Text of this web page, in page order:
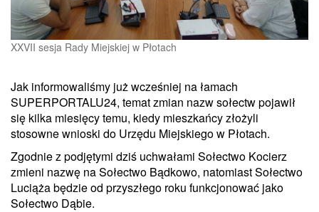
XXVII sesja Rady Miejskiej w Płotach
Jak informowaliśmy już wcześniej na łamach
SUPERPORTALU24, temat zmian nazw sołectw pojawił
się kilka miesięcy temu, kiedy mieszkańcy złożyli
stosowne wnioski do Urzędu Miejskiego w Płotach.
Zgodnie z podjętymi dziś uchwałami Sołectwo Kocierz
zmieni nazwę na Sołectwo Bądkowo, natomiast Sołectwo
Luciąża będzie od przyszłego roku funkcjonować jako
Sołectwo Dąbie.